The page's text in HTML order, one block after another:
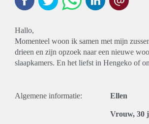
Hallo,
Momenteel woon ik samen met mijn
drieen en zijn opzoek naar een nieuwe
slaapkamers. En het liefst in Hengeko of
Algemene informatie: Ellen
Vrouw, 30